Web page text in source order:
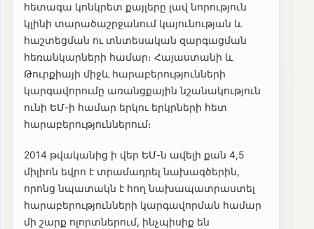
հետագա կոնկրետ քայլերը լավ նորություն
կլինի տարածաշրջանում կայունության և
հաշտեցման ու տնտեսական զարգացման
հեռանկարների համար։ Հայաստանի և
Թուրքիայի միջև հարաբերությունների
կարգավորումը առանցքային նշանակություն
ունի ԵՄ-ի համար երկու երկրների հետ
հարաբերություններում։
2014 թվականից ի վեր ԵՄ-ն ավելի քան 4,5
միլիոն եվրո է տրամադրել նախագծերին,
որոնց նպատակն է հող նախապատրաստել
հարաբերությունների կարգավորման համար
մի շարք ոլորտներում, ինչպիսիք են